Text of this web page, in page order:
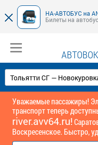
НА-АВТОБУС на
Билеты на
Уважаемые пассажиры!
транспорт теперь
river.avv64.ru!
Воскресенское. Быстро,